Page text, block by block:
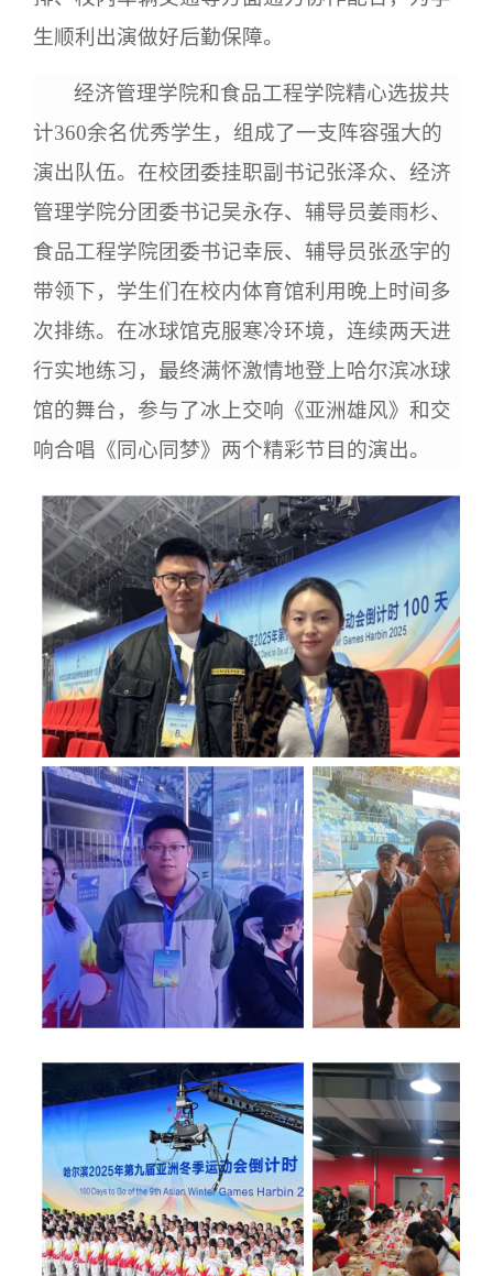
生顺利出演做好后勤保障。
经济管理学院和食品工程学院精心选拔共
计360余名优秀学生，组成了一支阵容强大的
演出队伍。在校团委挂职副书记张泽众、经济
管理学院分团委书记吴永存、辅导员姜雨杉、
食品工程学院团委书记幸辰、辅导员张丞宇的
带领下，学生们在校内体育馆利用晚上时间多
次排练。在冰球馆克服寒冷环境，连续两天进
行实地练习，最终满怀激情地登上哈尔滨冰球
馆的舞台，参与了冰上交响《亚洲雄风》和交
响合唱《同心同梦》两个精彩节目的演出。